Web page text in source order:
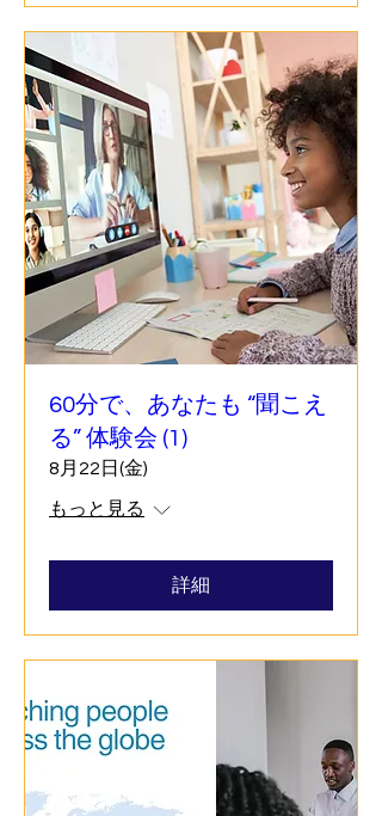
60分で、あなたも “聞こえ
る” 体験会 (1)
8月22日(金)
もっと見る
詳細